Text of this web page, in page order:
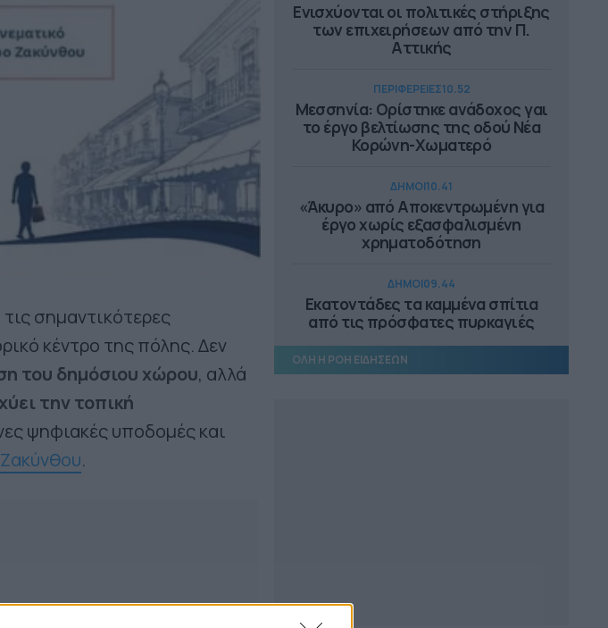
σημαντικότερες
κέντρο της πόλης. Δεν
του δημόσιου χώρου, αλλά
την τοπική
ψηφιακές υποδομές και
Ζακύνθου.
Ενισχύονται οι πολιτικές στήριξης
των επιχειρήσεων από την Π.
Αττικής
ΠΕΡΙΦΕΡΕΙΕΣ10.52
Μεσσηνία: Ορίστηκε ανάδοχος γαι
το έργο βελτίωσης της οδού Νέα
Κορώνη-Χωματερό
ΔΗΜΟΙ10.41
«Άκυρο» από Αποκεντρωμένη για
έργο χωρίς εξασφαλισμένη
χρηματοδότηση
ΔΗΜΟΙ09.44
Εκατοντάδες τα καμμένα σπίτια
από τις πρόσφατες πυρκαγιές
ΔΗΜΟΙ
ΟΛΗ Η ΡΟΗ ΕΙΔΗΣΕΩΝ